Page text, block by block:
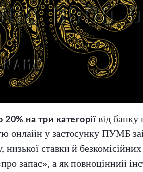
на три категорії від банку
онлайн у застосунку ПУМБ
низької ставки й
запас», а як повноцінний